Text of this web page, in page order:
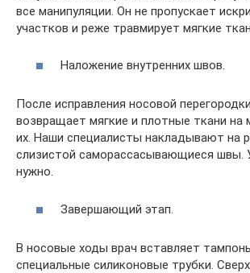
все манипуляции. Он не пропускает
участков и реже травмирует мягкие
Наложение внутренних швов.
После исправления носовой
возвращает мягкие и плотные ткани на
их. Наши специалисты накладывают на
слизистой саморассасывающиеся швы.
нужно.
Завершающий этап.
В носовые ходы врач вставляет
специальные силиконовые трубки.